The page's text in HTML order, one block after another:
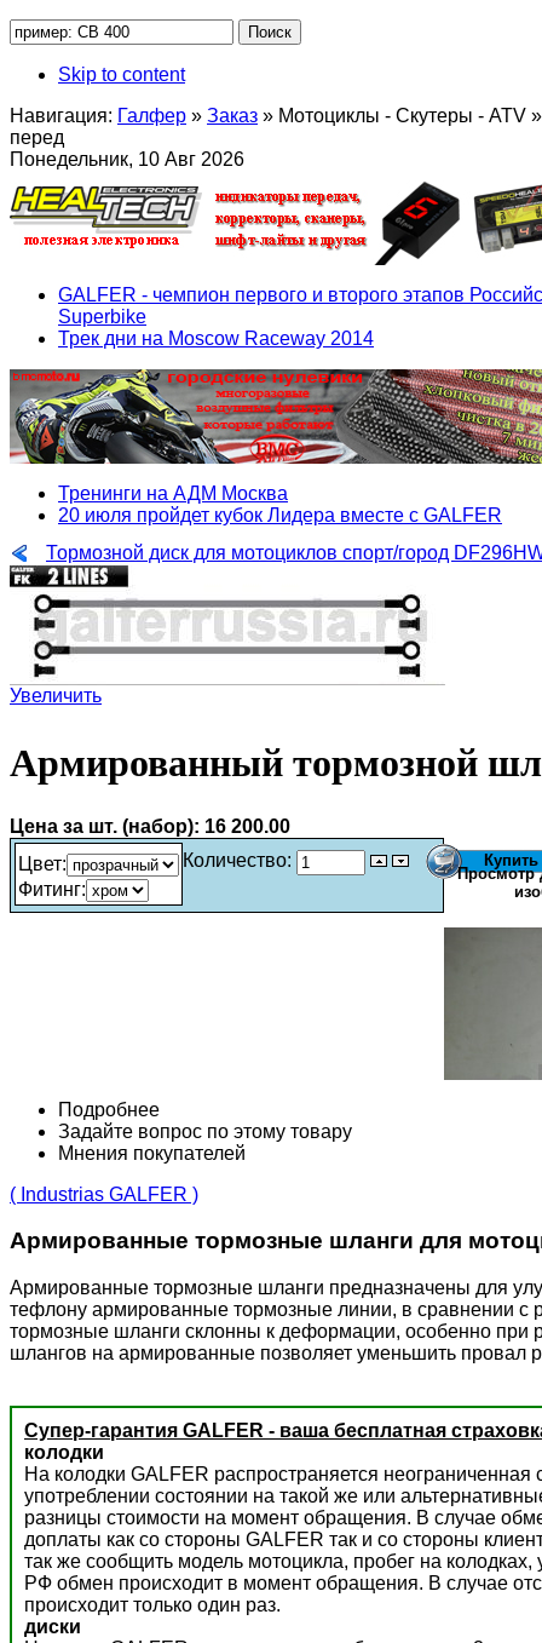
Skip to content
Навигация: Галфер » Заказ » Мотоциклы - Скутеры - ATV »
перед
Понедельник, 10 Авг 2026
GALFER - чемпион первого и второго этапов
Superbike
Трек дни на Moscow Raceway 2014
Тренинги на АДМ Москва
20 июля пройдет кубок Лидера вместе с GALFER
Тормозной диск для мотоциклов спорт/город
Увеличить
Армированный тормозной
Цена за шт. (набор): 16 200.00
Цвет:
Фитинг:
Количество:
Просмотр
Подробнее
Задайте вопрос по этому товару
Мнения покупателей
( Industrias GALFER )
Армированные тормозные шланги для
Армированные тормозные шланги предназначены для
тефлону армированные тормозные линии, в сравнении
тормозные шланги склонны к деформации, особенно при
шлангов на армированные позволяет уменьшить провал
Супер-гарантия GALFER - ваша бесплатная
колодки
На колодки GALFER распространяется
употреблении состоянии на такой же или
разницы стоимости на момент обращения. В случае
доплаты как со стороны GALFER так и со стороны
так же сообщить модель мотоцикла, пробег на
РФ обмен происходит в момент обращения. В случае
происходит только один раз.
диски